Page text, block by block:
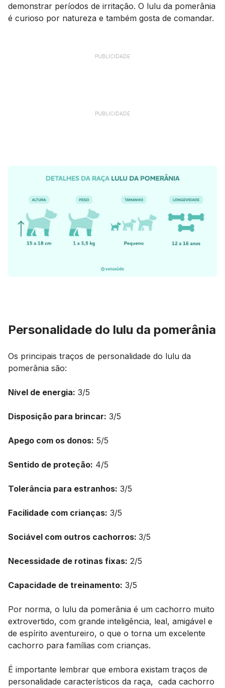
demonstrar períodos de irritação. O lulu da pomerânia
é curioso por natureza e também gosta de comandar.
PUBLICIDADE
PUBLICIDADE
Personalidade do lulu da pomerânia
Os principais traços de personalidade do lulu da
pomerânia são:
Nível de energia: 3/5
Disposição para brincar: 3/5
Apego com os donos: 5/5
Sentido de proteção: 4/5
Tolerância para estranhos: 3/5
Facilidade com crianças: 3/5
Sociável com outros cachorros: 3/5
Necessidade de rotinas fixas: 2/5
Capacidade de treinamento: 3/5
Por norma, o lulu da pomerânia é um cachorro muito
extrovertido, com grande inteligência, leal, amigável e
de espírito aventureiro, o que o torna um excelente
cachorro para famílias com crianças.
É importante lembrar que embora existam traços de
personalidade característicos da raça, cada cachorro